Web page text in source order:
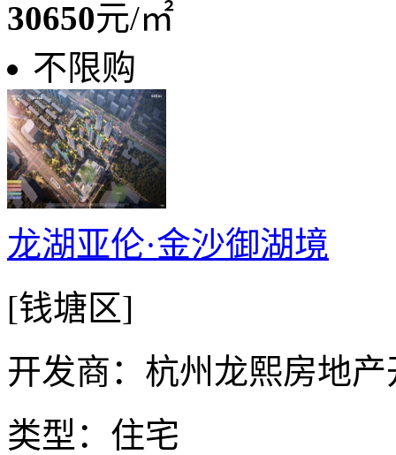
30650元/㎡
不限购
龙湖亚伦·金沙御湖境
[钱塘区]
开发商：杭州龙熙房地
类型：住宅